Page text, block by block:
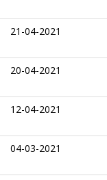
21-04-2021
20-04-2021
12-04-2021
04-03-2021